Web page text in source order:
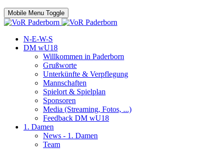
Mobile Menu Toggle
N-E-W-S
DM wU18
Willkommen in Paderborn
Grußworte
Unterkünfte & Verpflegung
Mannschaften
Spielort & Spielplan
Sponsoren
Media (Streaming, Fotos, ...)
Feedback DM wU18
1. Damen
News - 1. Damen
Team